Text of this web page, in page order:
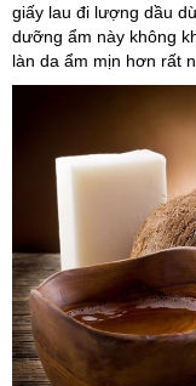
giấy lau đi lượng dầu
dưỡng ẩm này không
làn da ẩm mịn hơn rất